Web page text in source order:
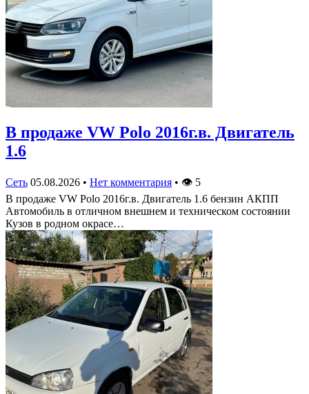
В продаже VW Polo 2016г.в. Двигатель
1.6
Сеть 05.08.2026 • Нет комментария • 👁 5
В продаже VW Polo 2016г.в. Двигатель 1.6 бензин АКПП
Автомобиль в отличном внешнем и техническом состоянии
Кузов в родном окрасе…